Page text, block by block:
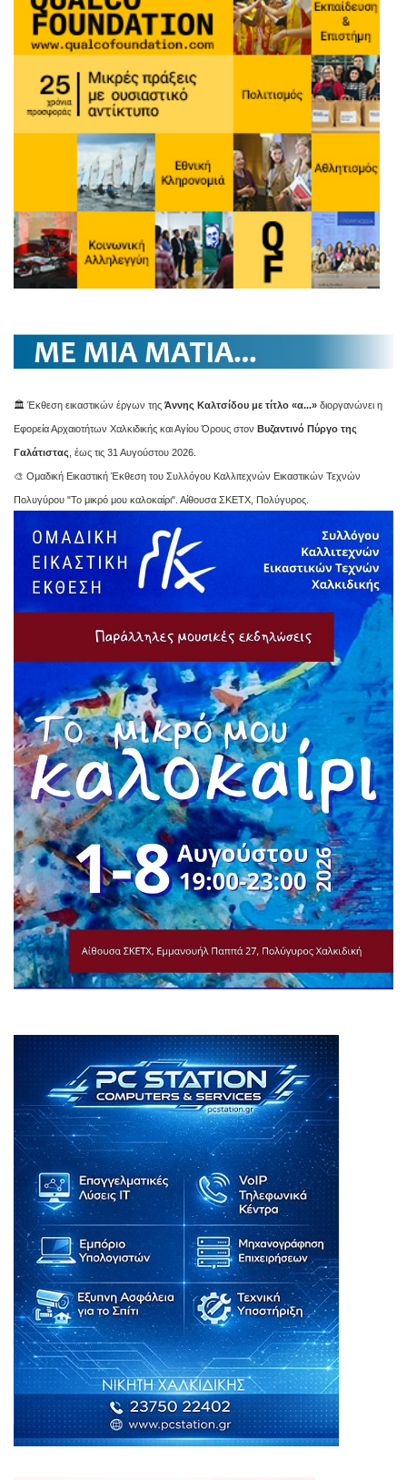
🏛️ Έκθεση εικαστικών έργων της Άννης Καλτσίδου με τίτλο «α...» διοργανώνει η
Εφορεία Αρχαιοτήτων Χαλκιδικής και Αγίου Όρους στον Βυζαντινό Πύργο της
Γαλάτιστας , έως τις 31 Αυγούστου 2026.
🎨 Ομαδική Εικαστική Έκθεση του Συλλόγου Καλλιτεχνών Εικαστικών Τεχνών
Πολυγύρου "Το μικρό μου καλοκαίρι". Αίθουσα ΣΚΕΤΧ, Πολύγυρος.